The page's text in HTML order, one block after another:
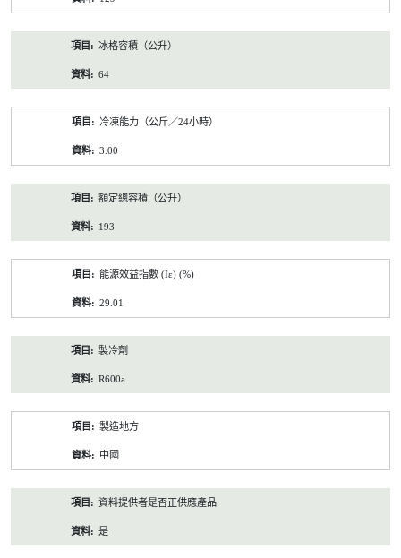
冰格容積（公升）
64
冷凍能力（公斤／24小時）
3.00
額定總容積（公升）
193
能源效益指數 (Iε) (%)
29.01
製冷劑
R600a
製造地方
中國
資料提供者是否正供應產品
是